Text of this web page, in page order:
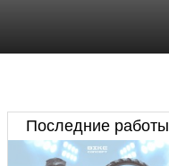
Последние работы